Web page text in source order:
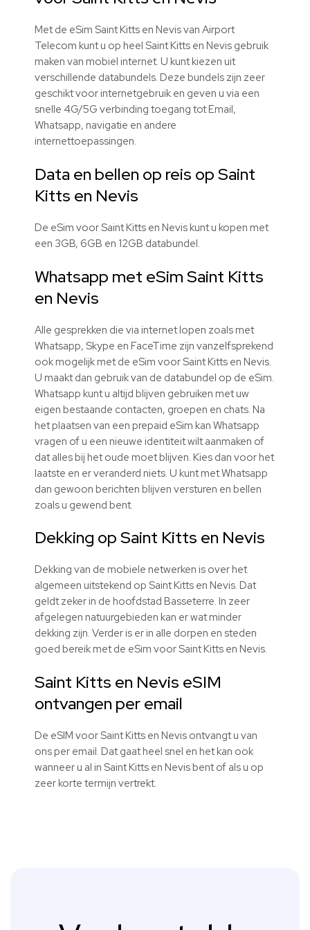
Met de eSim Saint Kitts en Nevis van Airport
Telecom kunt u op heel Saint Kitts en Nevis gebruik
maken van mobiel internet. U kunt kiezen uit
verschillende databundels. Deze bundels zijn zeer
geschikt voor internetgebruik en geven u via een
snelle 4G/5G verbinding toegang tot Email,
Whatsapp, navigatie en andere
internettoepassingen.
Data en bellen op reis op Saint
Kitts en Nevis
De eSim voor Saint Kitts en Nevis kunt u kopen met
een 3GB, 6GB en 12GB databundel.
Whatsapp met eSim Saint Kitts
en Nevis
Alle gesprekken die via internet lopen zoals met
Whatsapp, Skype en FaceTime zijn vanzelfsprekend
ook mogelijk met de eSim voor Saint Kitts en Nevis.
U maakt dan gebruik van de databundel op de eSim.
Whatsapp kunt u altijd blijven gebruiken met uw
eigen bestaande contacten, groepen en chats. Na
het plaatsen van een prepaid eSim kan Whatsapp
vragen of u een nieuwe identiteit wilt aanmaken of
dat alles bij het oude moet blijven. Kies dan voor het
laatste en er veranderd niets. U kunt met Whatsapp
dan gewoon berichten blijven versturen en bellen
zoals u gewend bent.
Dekking op Saint Kitts en Nevis
Dekking van de mobiele netwerken is over het
algemeen uitstekend op Saint Kitts en Nevis. Dat
geldt zeker in de hoofdstad Basseterre. In zeer
afgelegen natuurgebieden kan er wat minder
dekking zijn. Verder is er in alle dorpen en steden
goed bereik met de eSim voor Saint Kitts en Nevis.
Saint Kitts en Nevis eSIM
ontvangen per email
De eSIM voor Saint Kitts en Nevis ontvangt u van
ons per email. Dat gaat heel snel en het kan ook
wanneer u al in Saint Kitts en Nevis bent of als u op
zeer korte termijn vertrekt.